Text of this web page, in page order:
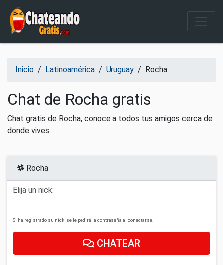
Salir del contenido
Inicio / Latinoamérica / Uruguay / Rocha
Chat de Rocha gratis
Chat gratis de Rocha, conoce a todos tus amigos cerca de
donde vives
Rocha
Elija un nick:
Si ha registrado su nick, se le pedirá la contraseña al conectarse.
CHATEAR